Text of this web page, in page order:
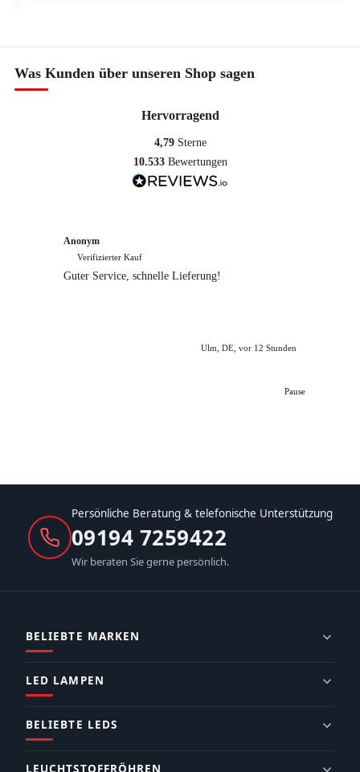
Was Kunden über unseren Shop sagen
Hervorragend
4,79 Sterne
10.533 Bewertungen
Anonym
Verifizierter Kauf
Guter Service, schnelle Lieferung!
Ulm, DE, vor 12 Stunden
Pause
Persönliche Beratung & telefonische Unterstützung
09194 7259422
Wir beraten Sie gerne persönlich.
BELIEBTE MARKEN
LED LAMPEN
BELIEBTE LEDS
LEUCHTSTOFFRÖHREN